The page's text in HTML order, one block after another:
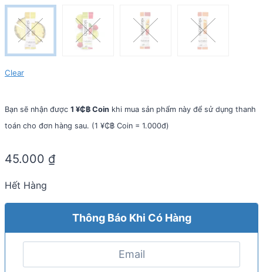
Clear
Bạn sẽ nhận được 1 ¥₵฿ Coin khi mua sản phẩm này để sử dụng thanh
toán cho đơn hàng sau. (1 ¥₵฿ Coin = 1.000đ)
45.000 ₫
Hết Hàng
Thông Báo Khi Có Hàng